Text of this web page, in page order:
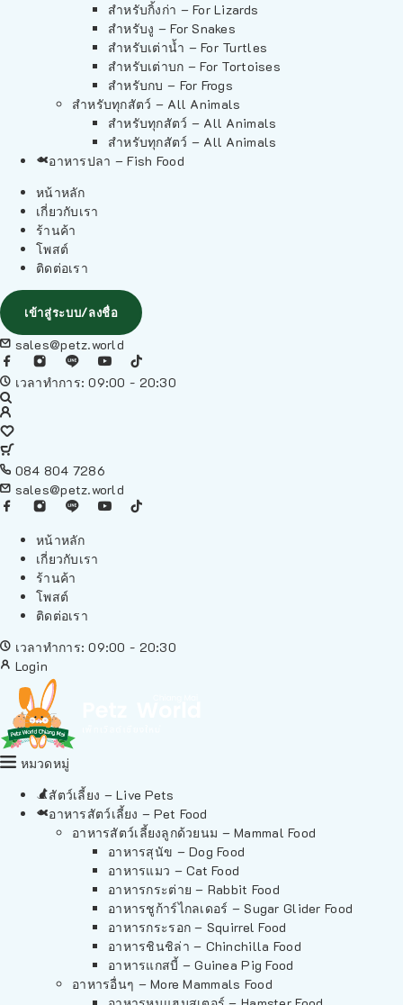
สำหรับกิ้งก่า – For Lizards
สำหรับงู – For Snakes
สำหรับเต่าน้ำ – For Turtles
สำหรับเต่าบก – For Tortoises
สำหรับกบ – For Frogs
สำหรับทุกสัตว์ – All Animals
สำหรับทุกสัตว์ – All Animals
สำหรับทุกสัตว์ – All Animals
อาหารปลา – Fish Food
หน้าหลัก
เกี่ยวกับเรา
ร้านค้า
โพสต์
ติดต่อเรา
เข้าสู่ระบบ/ลงชื่อ
sales@petz.world
เวลาทำการ: 09:00 - 20:30
084 804 7286
sales@petz.world
หน้าหลัก
เกี่ยวกับเรา
ร้านค้า
โพสต์
ติดต่อเรา
เวลาทำการ: 09:00 - 20:30
Login
หมวดหมู่
สัตว์เลี้ยง – Live Pets
อาหารสัตว์เลี้ยง – Pet Food
อาหารสัตว์เลี้ยงลูกด้วยนม – Mammal Food
อาหารสุนัข – Dog Food
อาหารแมว – Cat Food
อาหารกระต่าย – Rabbit Food
อาหารชูก้าร์ไกลเดอร์ – Sugar Glider Food
อาหารกระรอก – Squirrel Food
อาหารชินชิล่า – Chinchilla Food
อาหารแกสบี้ – Guinea Pig Food
อาหารอื่นๆ – More Mammals Food